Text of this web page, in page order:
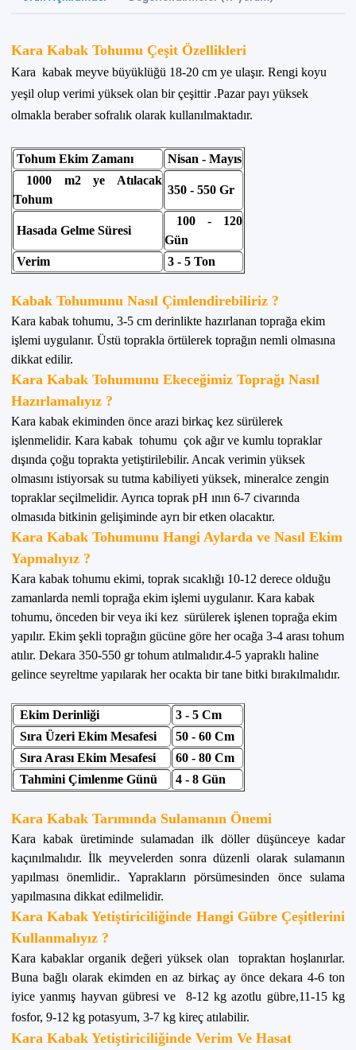
Kara Kabak Tohumu Çeşit Özellikleri
Kara kabak meyve büyüklüğü 18-20 cm ye ulaşır. Rengi koyu
yeşil olup verimi yüksek olan bir çeşittir .Pazar payı yüksek
olmakla beraber sofralık olarak kullanılmaktadır.
Tohum Ekim Zamanı
Nisan - Mayıs
1000 m2 ye Atılacak
Tohum
350 - 550 Gr
Hasada Gelme Süresi
100 - 120
Gün
Verim
3 - 5 Ton
Kabak Tohumunu Nasıl Çimlendirebiliriz ?
Kara kabak tohumu, 3-5 cm derinlikte hazırlanan toprağa ekim
işlemi uygulanır. Üstü toprakla örtülerek toprağın nemli olmasına
dikkat edilir.
Kara Kabak Tohumunu Ekeceğimiz Toprağı Nasıl
Hazırlamalıyız ?
Kara kabak ekiminden önce arazi birkaç kez sürülerek
işlenmelidir. Kara kabak tohumu çok ağır ve kumlu topraklar
dışında çoğu toprakta yetiştirilebilir. Ancak verimin yüksek
olmasını istiyorsak su tutma kabiliyeti yüksek, mineralce zengin
topraklar seçilmelidir. Ayrıca toprak pH ının 6-7 civarında
olmasıda bitkinin gelişiminde ayrı bir etken olacaktır.
Kara Kabak Tohumunu Hangi Aylarda ve Nasıl Ekim
Yapmalıyız ?
Kara kabak tohumu ekimi, toprak sıcaklığı 10-12 derece olduğu
zamanlarda nemli toprağa ekim işlemi uygulanır. Kara kabak
tohumu, önceden bir veya iki kez sürülerek işlenen toprağa ekim
yapılır. Ekim şekli toprağın gücüne göre her ocağa 3-4 arası tohum
atılır. Dekara 350-550 gr tohum atılmalıdır.4-5 yapraklı haline
gelince seyreltme yapılarak her ocakta bir tane bitki bırakılmalıdır.
Ekim Derinliği
3 - 5 Cm
Sıra Üzeri Ekim Mesafesi
50 - 60 Cm
Sıra Arası Ekim Mesafesi
60 - 80 Cm
Tahmini Çimlenme Günü
4 - 8 Gün
Kara Kabak Tarımında Sulamanın Önemi
Kara kabak üretiminde sulamadan ilk döller düşünceye kadar
kaçınılmalıdır. İlk meyvelerden sonra düzenli olarak sulamanın
yapılması önemlidir.. Yaprakların pörsümesinden önce sulama
yapılmasına dikkat edilmelidir.
Kara Kabak Yetiştiriciliğinde Hangi Gübre Çeşitlerini
Kullanmalıyız ?
Kara kabaklar organik değeri yüksek olan topraktan hoşlanırlar.
Buna bağlı olarak ekimden en az birkaç ay önce dekara 4-6 ton
iyice yanmış hayvan gübresi ve 8-12 kg azotlu gübre,11-15 kg
fosfor, 9-12 kg potasyum, 3-7 kg kireç atılabilir.
Kara Kabak Yetiştiriciliğinde Verim Ve Hasat